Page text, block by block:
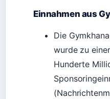
Einnahmen aus
Die
wurde zu
Hunderte